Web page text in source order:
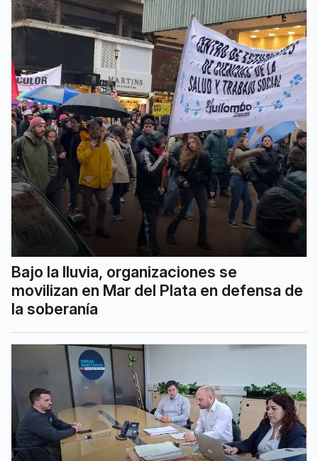
Bajo la lluvia, organizaciones se
movilizan en Mar del Plata en defensa de
la soberanía